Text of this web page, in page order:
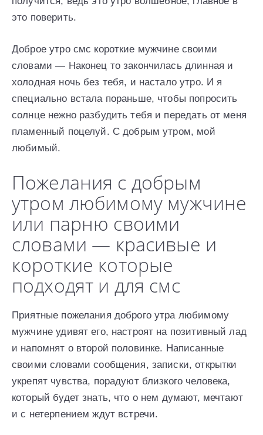
это поверить.
Доброе утро смс короткие мужчине своими
словами — Наконец то закончилась длинная и
холодная ночь без тебя, и настало утро. И я
специально встала пораньше, чтобы попросить
солнце нежно разбудить тебя и передать от меня
пламенный поцелуй. С добрым утром, мой
любимый.
Пожелания с добрым
утром любимому мужчине
или парню своими
словами — красивые и
короткие которые
подходят и для смс
Приятные пожелания доброго утра любимому
мужчине удивят его, настроят на позитивный лад
и напомнят о второй половинке. Написанные
своими словами сообщения, записки, открытки
укрепят чувства, порадуют близкого человека,
который будет знать, что о нем думают, мечтают
и с нетерпением ждут встречи.